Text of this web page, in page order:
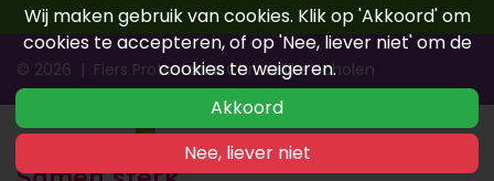
Wij maken gebruik van cookies. Klik op 'Akkoord' om
cookies te accepteren, of op 'Nee, liever niet' om de
cookies te weigeren.
Akkoord
Nee, liever niet
© 2026 | Fiers Protestants Christelijke Scholen